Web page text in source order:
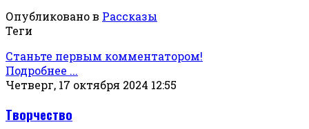
Опубликовано в Рассказы
Теги
Станьте первым комментатором!
Подробнее ...
Четверг, 17 октября 2024 12:55
Творчество